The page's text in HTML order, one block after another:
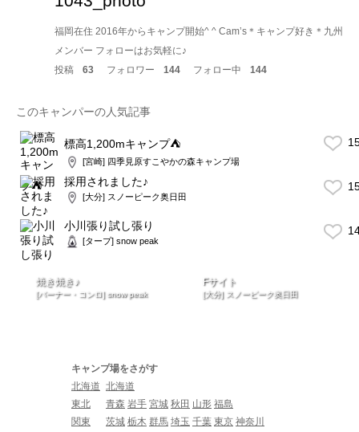
福岡在住 2016年からキャンプ開始^ ^ Cam’s＊キャンプ好き＊九州
メンバー フォローはお気軽に♪
投稿
63 フォロワー 144 フォロー中 144
このキャンパーの人気記事
標高1,200mキャンプ⛺️
[宮崎] 四季見原すこやかの森キャンプ場
採用されました♪
[大分] スノーピーク奥日田
小川張り試し張り
[タープ] snow peak
焼き焼き♪
[バーナー・コンロ] snow peak
Fサイト
[大分] スノーピーク奥日田
キャンプ場をさがす
北海道 北海道
東北
青森 岩手 宮城 秋田 山形 福島
関東
茨城 栃木 群馬 埼玉 千葉 東京 神奈川